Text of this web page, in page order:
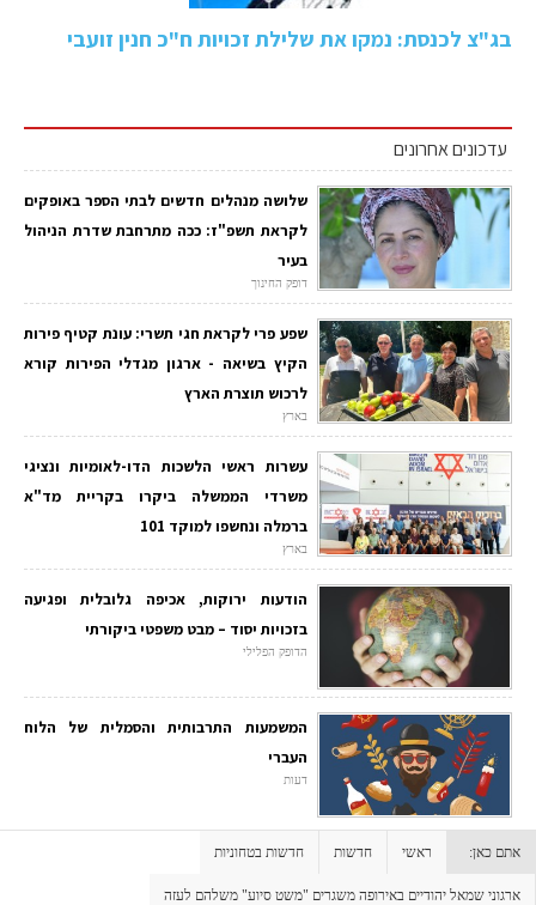
בג"צ לכנסת: נמקו את שלילת זכויות ח"כ חנין זועבי
עדכונים אחרונים
שלושה מנהלים חדשים לבתי הספר באופקים
לקראת תשפ"ז: ככה מתרחבת שדרת הניהול
בעיר
דופק החינוך
שפע פרי לקראת חגי תשרי: עונת קטיף פירות
הקיץ בשיאה - ארגון מגדלי הפירות קורא
לרכוש תוצרת הארץ
בארץ
עשרות ראשי הלשכות הדו-לאומיות ונציגי
משרדי הממשלה ביקרו בקריית מד"א
ברמלה ונחשפו למוקד 101
בארץ
הודעות ירוקות, אכיפה גלובלית ופגיעה
בזכויות יסוד – מבט משפטי ביקורתי
הדופק הפלילי
המשמעות התרבותית והסמלית של הלוח
העברי
דעות
אתם כאן: ראשי חדשות חדשות בטחוניות
ארגוני שמאל יהודיים באירופה משגרים "משט סיוע" משלהם לעזה